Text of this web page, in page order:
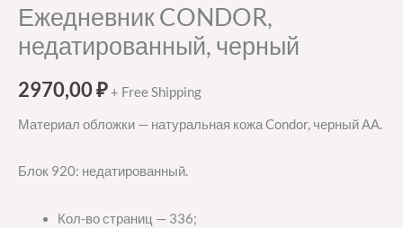
Ежедневник CONDOR,
недатированный, черный
2970,00₽+ Free Shipping
Материал обложки — натуральная кожа Condor, черный АА.
Блок 920: недатированный.
Кол-во страниц — 336;